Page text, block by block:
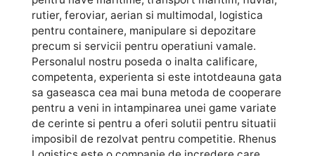
rutier, feroviar, aerian si multimodal, logistica
pentru containere, manipulare si depozitare
precum si servicii pentru operatiuni vamale.
Personalul nostru poseda o inalta calificare,
competenta, experienta si este intotdeauna gata
sa gaseasca cea mai buna metoda de cooperare
pentru a veni in intampinarea unei game variate
de cerinte si pentru a oferi solutii pentru situatii
imposibil de rezolvat pentru competitie. Rhenus